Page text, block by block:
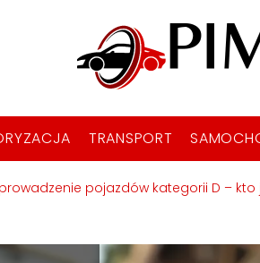
TRANSPORT
pojazdów kategorii D –